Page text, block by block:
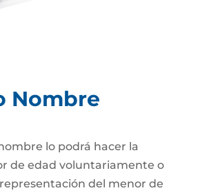
Nombre
lo podrá hacer la
de edad voluntariamente o
del menor de